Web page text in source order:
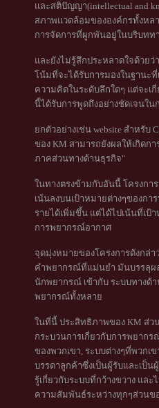
และสติปัญญา(intellectual and
สภาพแวดล้อมขององค์กรทั้งหล
การจัดการที่ผูกพันอยู่ในบริบทท
และยังไม่รู้สึกประหลาดใจด้วย
โน้มที่จะได้รับการมองในฐานะ
ความคิดในระดับลึกใดๆ แต่จะเ
นี้ได้รับการพูดถึงอย่างชัดเจนใน
ยกตัวอย่างเช่น website สำหรับ
ของ KM สามารถยังผลให้เกิดก
ภาคส่วนทางด้านธุรกิจ"
ในทางตรงข้ามกับอันนี้ โครงการ
เน้นลงบนเป้าหมายต่างๆของกา
รายได้เพิ่มขึ้น แต่ได้ไปเน้นที่เป้
การพยากรณ์อากาศ
จุดมุ่งหมายของโครงการดังกล่
คำพยากรณ์ที่แม่นยำ มันบรรลุผ
นักพยากรณ์ เข้ากับ ระบบทางด้
พยากรณ์ทั้งหลาย
ในที่นี้ ประสิทธิภาพของ KM ส่ว
กระบวนการเกี่ยวกับการพยาก
ของพวกเขา, ระบบต่างๆที่พวก
บรรดาลูกค้าซึ่งเป็นผู้รับและเป็
รู้เกี่ยวกับระบบที่กว้างขวาง แล
ความสัมพันธ์ระหว่างทุกๆส่วนข